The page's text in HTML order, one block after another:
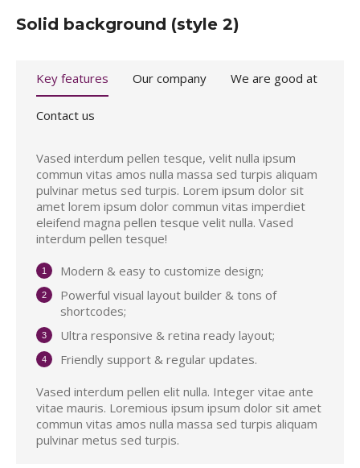
Solid background (style 2)
Key features Our company We are good at
Contact us
Vased interdum pellen tesque, velit nulla ipsum
commun vitas amos nulla massa sed turpis aliquam
pulvinar metus sed turpis. Lorem ipsum dolor sit
amet lorem ipsum dolor commun vitas imperdiet
eleifend magna pellen tesque velit nulla. Vased
interdum pellen tesque!
Modern & easy to customize design;
Powerful visual layout builder & tons of
shortcodes;
Ultra responsive & retina ready layout;
Friendly support & regular updates.
Vased interdum pellen elit nulla. Integer vitae ante
vitae mauris. Loremious ipsum ipsum dolor sit amet
commun vitas amos nulla massa sed turpis aliquam
pulvinar metus sed turpis.